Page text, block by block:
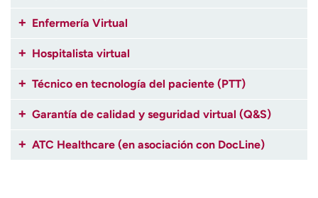
Enfermería Virtual
Hospitalista virtual
Técnico en tecnología del paciente (PTT)
Garantía de calidad y seguridad virtual (Q&S)
ATC Healthcare (en asociación con DocLine)